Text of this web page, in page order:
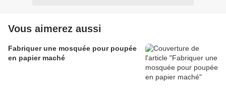
Vous aimerez aussi
Fabriquer une mosquée pour poupée
en papier maché